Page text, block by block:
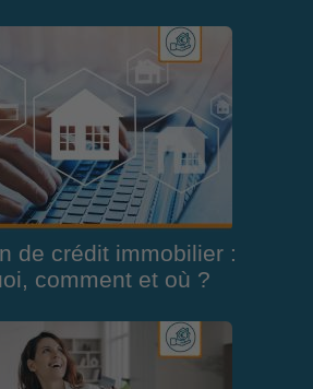
de crédit immobilier :
comment et où ?